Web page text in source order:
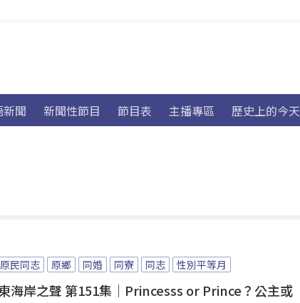
聞 新聞性節目 節目表 主播專區 歷史上的今天
原民同志 原鄉 同婚 同寮 同志 性別平等月
海岸之聲 第151集｜Princesss or Prince？公主或